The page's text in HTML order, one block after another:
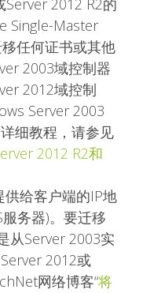
2012 R2的
Single-Master
任何证书或其他
2003域控制器
2012域控制
Server 2003
细教程，请参见
2012 R2和
供给客户端的IP地
务器)。要迁移
从Server 2003实
2012或
网络博客“将